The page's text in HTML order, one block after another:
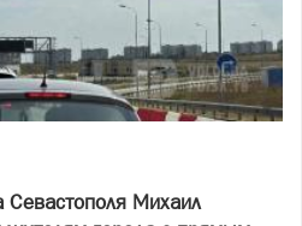
Михаил